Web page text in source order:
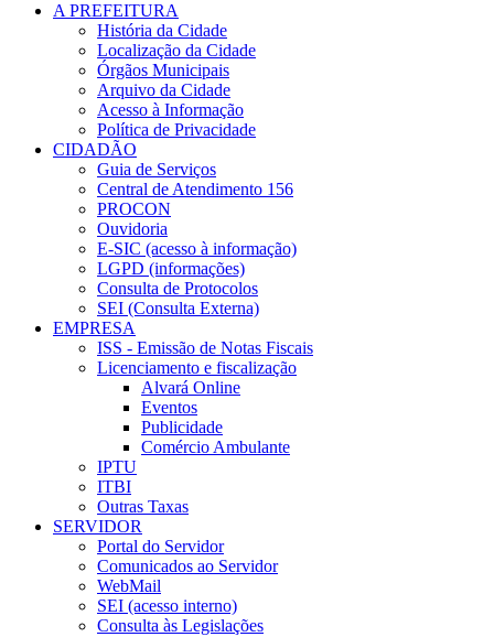
A PREFEITURA
História da Cidade
Localização da Cidade
Órgãos Municipais
Arquivo da Cidade
Acesso à Informação
Política de Privacidade
CIDADÃO
Guia de Serviços
Central de Atendimento 156
PROCON
Ouvidoria
E-SIC (acesso à informação)
LGPD (informações)
Consulta de Protocolos
SEI (Consulta Externa)
EMPRESA
ISS - Emissão de Notas Fiscais
Licenciamento e fiscalização
Alvará Online
Eventos
Publicidade
Comércio Ambulante
IPTU
ITBI
Outras Taxas
SERVIDOR
Portal do Servidor
Comunicados ao Servidor
WebMail
SEI (acesso interno)
Consulta às Legislações